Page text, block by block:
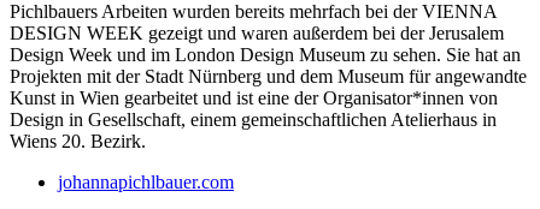
Pichlbauers Arbeiten wurden bereits mehrfach bei der VIENNA
DESIGN WEEK gezeigt und waren außerdem bei der Jerusalem
Design Week und im London Design Museum zu sehen. Sie hat an
Projekten mit der Stadt Nürnberg und dem Museum für angewandte
Kunst in Wien gearbeitet und ist eine der Organisator*innen von
Design in Gesellschaft, einem gemeinschaftlichen Atelierhaus in
Wiens 20. Bezirk.
johannapichlbauer.com